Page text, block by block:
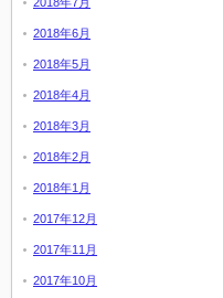
2018年6月
2018年5月
2018年4月
2018年3月
2018年2月
2018年1月
2017年12月
2017年11月
2017年10月